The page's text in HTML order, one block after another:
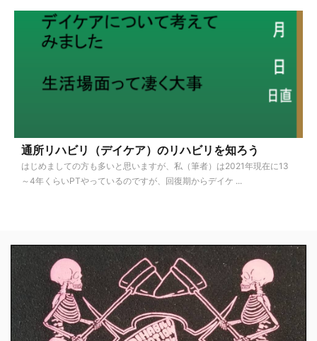
通所リハビリ（デイケア）のリハビリを知ろう
はじめましての方も多いと思いますが、私（筆者）は2021年現在に13
～4年くらいPTやっているのですが、回復期からデイケ ...